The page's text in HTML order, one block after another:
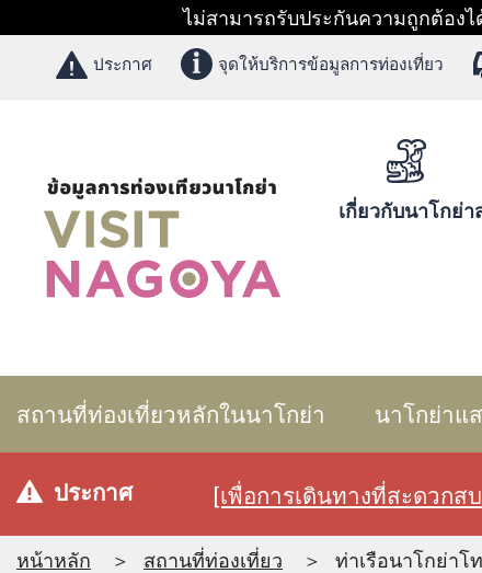
ไม่สามารถรับประกันความถูกต้องไ
ประกาศ จุดให้บริการข้อมูลการท่องเที่ยว
เกี่ยวกับนาโกย่า
สถานที่ท่องเที่ยวหลักในนาโกย่า นาโกย่าแ
ประกาศ [เพื่อการเดินทางที่สะดวก
หน้าหลัก สถานที่ท่องเที่ยว ท่าเรือนาโกย่าโ